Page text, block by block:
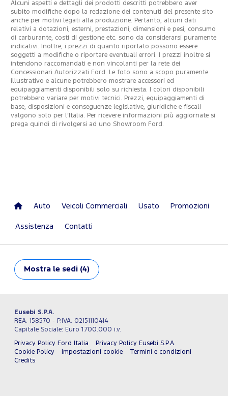
Alcuni aspetti e dettagli dei prodotti descritti potrebbero aver
subito modifiche dopo la redazione dei contenuti del presente sito
anche per motivi legati alla produzione. Pertanto, alcuni dati
relativi a dotazioni, esterni, prestazioni, dimensioni e pesi, consumo
di carburante, costi di gestione etc. sono da considerarsi puramente
indicativi. Inoltre, i prezzi di quanto riportato possono essere
soggetti a modifiche o riportare eventuali errori. I prezzi inoltre si
intendono raccomandati e non vincolanti per la rete dei
Concessionari Autorizzati Ford. Le foto sono a scopo puramente
illustrativo e alcune potrebbero mostrare accessori ed
equipaggiamenti disponibili solo su richiesta. I colori disponibili
potrebbero variare per motivi tecnici. Prezzi, equipaggiamenti di
base, disposizioni e conseguenze legislative, giuridiche e fiscali
valgono solo per l’Italia. Per ricevere informazioni più aggiornate si
prega quindi di rivolgersi ad uno Showroom Ford.
Auto Veicoli Commerciali Usato Promozioni
Assistenza Contatti
Mostra le sedi (4)
Eusebi S.P.A.
REA: 158570 - P.IVA: 02151110414
Capitale Sociale: Euro 1.700.000 i.v.
Privacy Policy Ford Italia
Privacy Policy Eusebi S.P.A.
Cookie Policy
Impostazioni cookie
Termini e condizioni
Credits